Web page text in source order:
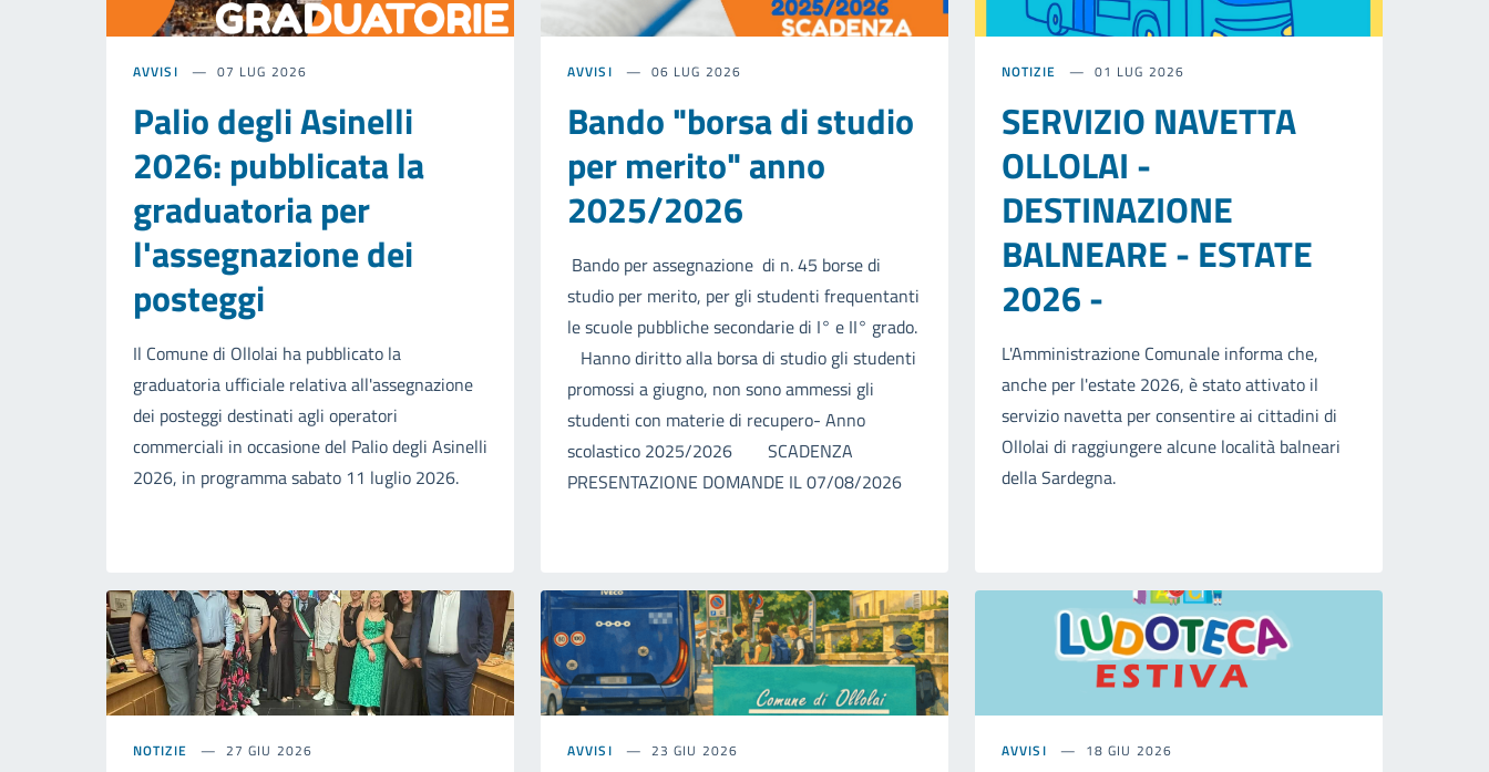
AVVISI 07 LUG 2026
Palio degli Asinelli
2026: pubblicata la
graduatoria per
l'assegnazione dei
posteggi
Il Comune di Ollolai ha pubblicato la
graduatoria ufficiale relativa all'assegnazione
dei posteggi destinati agli operatori
commerciali in occasione del Palio degli Asinelli
2026, in programma sabato 11 luglio 2026.
AVVISI 06 LUG 2026
Bando "borsa di studio
per merito" anno
2025/2026
Bando per assegnazione di n. 45 borse di
studio per merito, per gli studenti frequentanti
le scuole pubbliche secondarie di I° e II° grado.
Hanno diritto alla borsa di studio gli studenti
promossi a giugno, non sono ammessi gli
studenti con materie di recupero- Anno
scolastico 2025/2026 SCADENZA
PRESENTAZIONE DOMANDE IL 07/08/2026
NOTIZIE 01 LUG 2026
SERVIZIO NAVETTA
OLLOLAI -
DESTINAZIONE
BALNEARE - ESTATE
2026 -
L'Amministrazione Comunale informa che,
anche per l'estate 2026, è stato attivato il
servizio navetta per consentire ai cittadini di
Ollolai di raggiungere alcune località balneari
della Sardegna.
NOTIZIE 27 GIU 2026 AVVISI 23 GIU 2026 AVVISI 18 GIU 2026